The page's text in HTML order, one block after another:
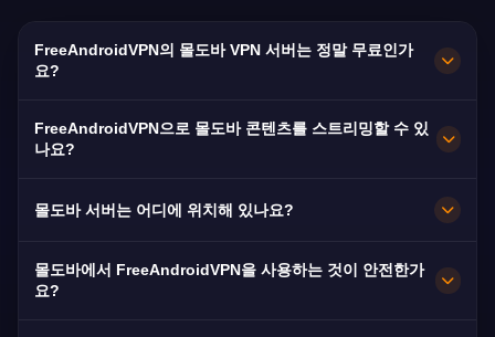
FreeAndroidVPN의 몰도바 VPN 서버는 정말 무료인가
요?
진 비용, 체험판, 신용카드 없이 100% 무료입니다.
무제한 접근하세요.
FreeAndroidVPN으로 몰도바 콘텐츠를 스트리밍할 수 있
나요?
바 스포츠 TV 등 몰도바 플랫폼 스트리밍에 최적
HD 스트리밍을 즐깁니다.
몰도바 서버는 어디에 위치해 있나요?
포함한 몰도바 내 다수의 빠른 서버를 운영합니다.
몰도바에서 FreeAndroidVPN을 사용하는 것이 안전한가
요?